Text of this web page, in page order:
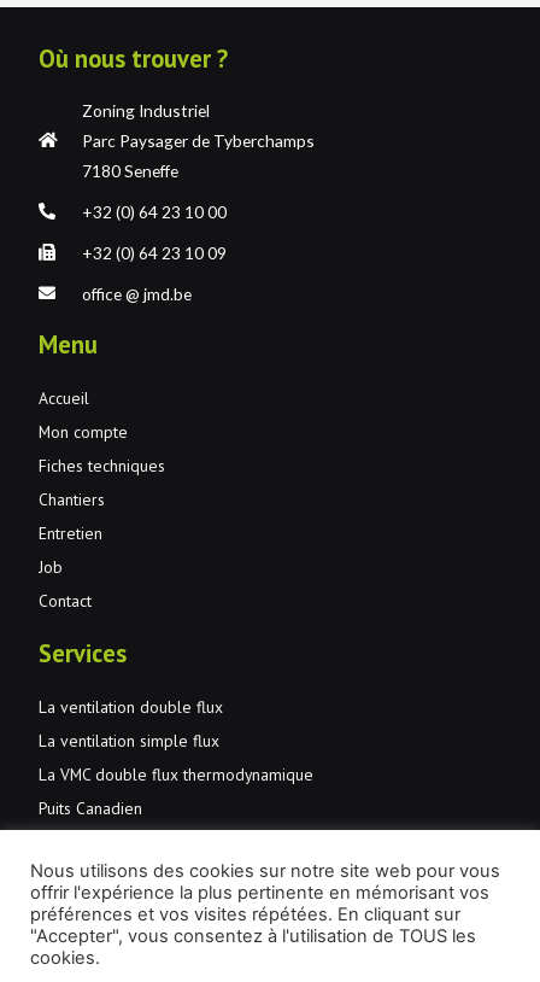
Où nous trouver ?
Zoning Industriel
Parc Paysager de Tyberchamps
7180 Seneffe
+32 (0) 64 23 10 00
+32 (0) 64 23 10 09
office @ jmd.be
Menu
Accueil
Mon compte
Fiches techniques
Chantiers
Entretien
Job
Contact
Services
La ventilation double flux
La ventilation simple flux
La VMC double flux thermodynamique
Puits Canadien
JMD Aération et santé
Entretien
Nous utilisons des cookies sur notre site web pour vous
offrir l'expérience la plus pertinente en mémorisant vos
préférences et vos visites répétées. En cliquant sur
"Accepter", vous consentez à l'utilisation de TOUS les
cookies.